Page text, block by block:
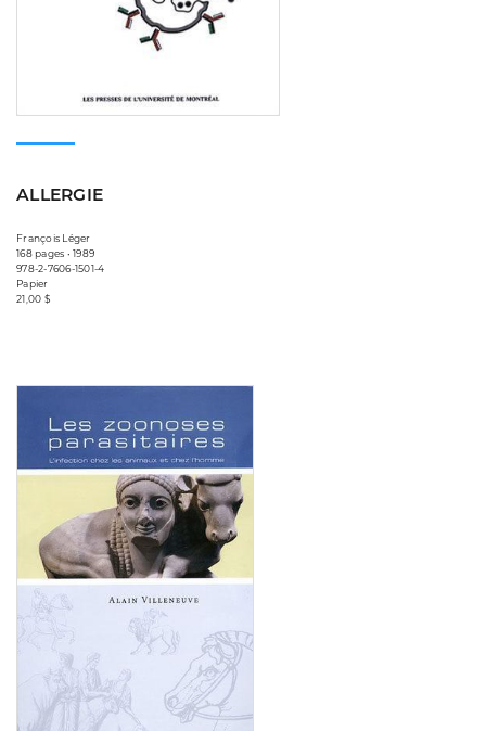
ALLERGIE
François Léger
168 pages • 1989
978-2-7606-1501-4
Papier
21,00 $